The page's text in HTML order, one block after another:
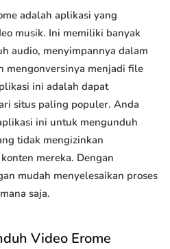
adalah aplikasi yang
musik. Ini memiliki banyak
audio, menyimpannya dalam
mengonversinya menjadi file
ini adalah dapat
situs paling populer. Anda
ini untuk mengunduh
tidak mengizinkan
mereka. Dengan
mudah menyelesaikan proses
saja.
Video Erome